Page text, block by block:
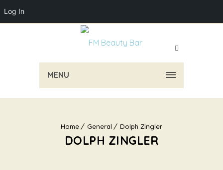
Log In
MENU
Home General Dolph Zingler
DOLPH ZINGLER